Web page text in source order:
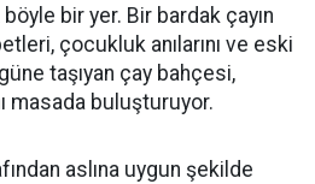
bir yer. Bir bardak çayın
çocukluk anılarını ve eski
taşıyan çay bahçesi,
masada buluşturuyor.
aslına uygun şekilde